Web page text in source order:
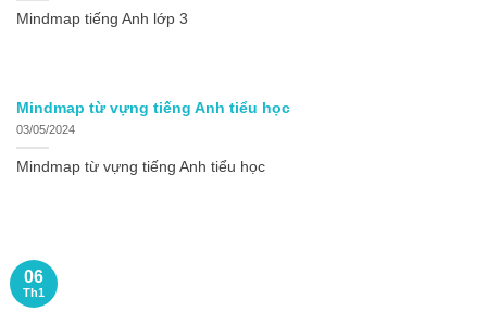
Mindmap tiếng Anh lớp 3
Mindmap từ vựng tiếng Anh tiểu học
03/05/2024
Mindmap từ vựng tiếng Anh tiểu học
06
Th1